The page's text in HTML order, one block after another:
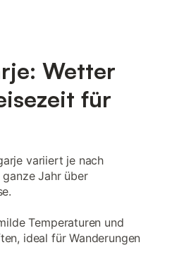
Wetter
für
variiert je nach
Jahr über
Temperaturen und
ideal für Wanderungen